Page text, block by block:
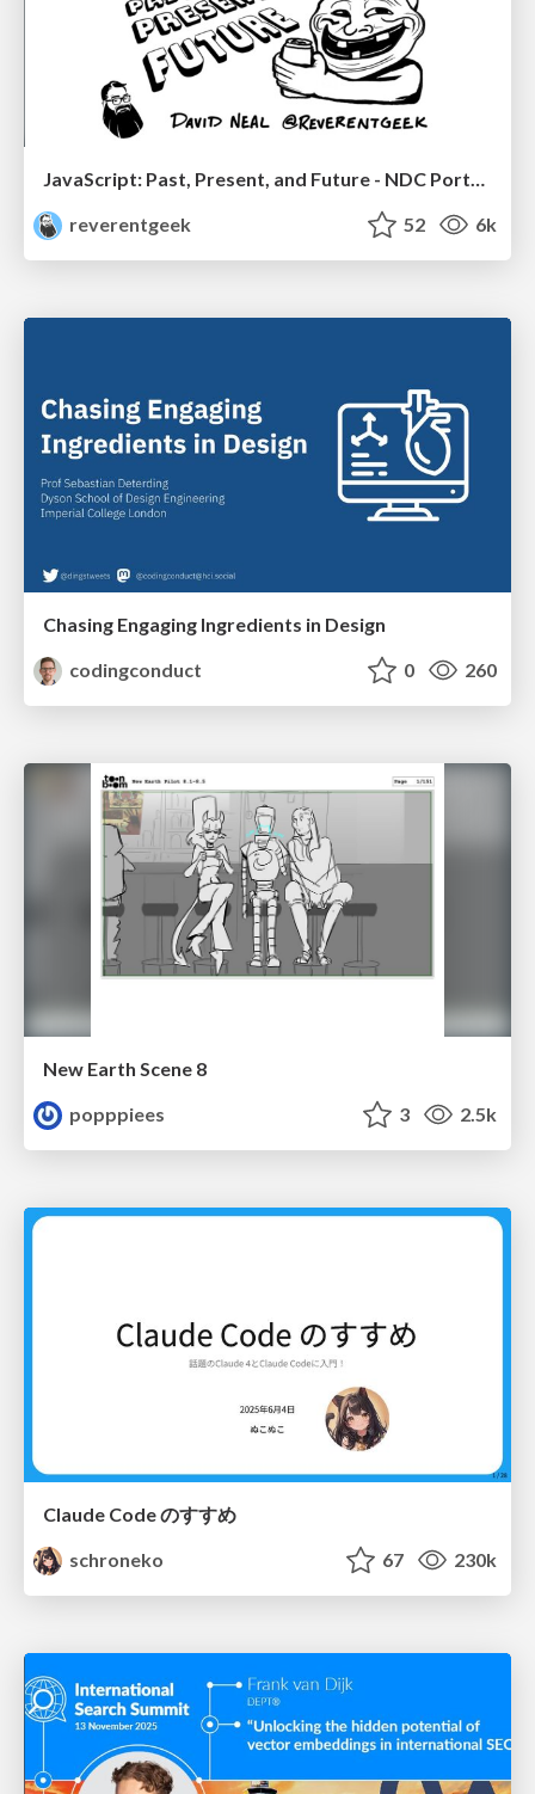
JavaScript: Past, Present, and Future - NDC Porto 2020
reverentgeek
52 6k
Chasing Engaging Ingredients in Design
codingconduct
0 260
New Earth Scene 8
popppiees
3 2.5k
Claude Code のすすめ
schroneko
67 230k